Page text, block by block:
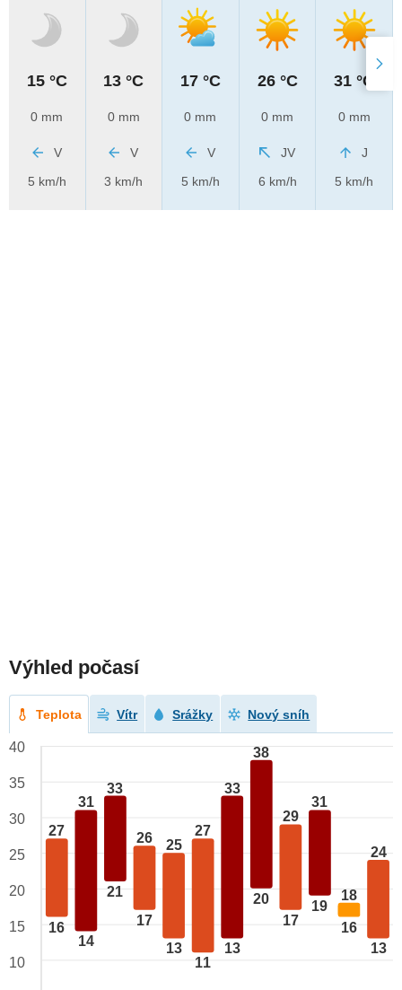
15 °C
0 mm
V
5 km/h
13 °C
0 mm
V
3 km/h
17 °C
0 mm
V
5 km/h
26 °C
0 mm
JV
6 km/h
31 °C
0 mm
J
5 km/h
Výhled počasí
Teplota Vítr Srážky Nový sníh
27
16
31
14
33
21
26
17
25
13
27
11
33
13
38
20
29
17
31
19
18
16
24
13
40
35
30
25
20
15
10